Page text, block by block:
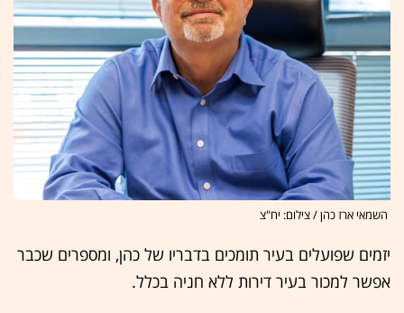
השמאי ארז כהן / צילום: יח"צ
יזמים שפועלים בעיר תומכים בדבריו של כהן, ומספרים שכבר
אפשר למכור בעיר דירות ללא חניה בכלל.